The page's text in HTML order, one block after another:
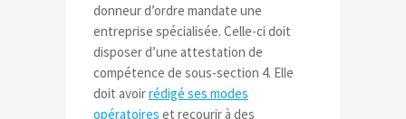
donneur d’ordre mandate une
entreprise spécialisée. Celle-ci doit
disposer d’une attestation de
compétence de sous-section 4. Elle
doit avoirrédigé ses modes
opératoires et recourir à des